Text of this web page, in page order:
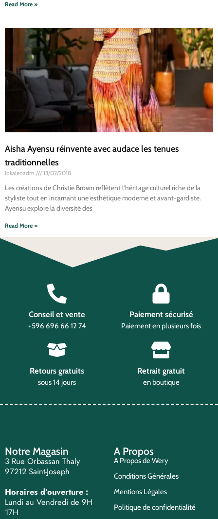
Read More »
Aisha Ayensu réinvente avec audace les tenues
traditionnelles
lokaleoadm 13/02/2018
Les créations de Christie Brown reflètent l’héritage culturel riche de la
styliste tout en incarnant une esthétique moderne et avant-gardiste.
Ayensu explore la diversité des
Read More »
Conseil et vente
+596 696 66 12 74
Paiement sécurisé
Paiement en plusieurs fois
Retours gratuits
sous 14 jours
Retrait gratuit
en boutique
Notre Magasin
3 Rue Orbassan Thaly
97212 Saint-Joseph
Horaires d’ouverture :
Lundi au Vendredi de 9H
17H
A Propos
A Propos de Wery
Conditions Générales
Mentions Légales
Politique de confidentialité